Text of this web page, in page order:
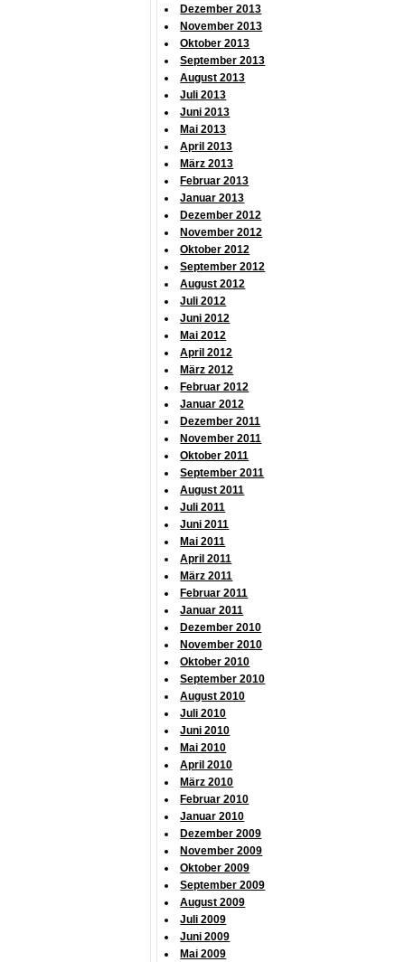
Dezember 2013
November 2013
Oktober 2013
September 2013
August 2013
Juli 2013
Juni 2013
Mai 2013
April 2013
März 2013
Februar 2013
Januar 2013
Dezember 2012
November 2012
Oktober 2012
September 2012
August 2012
Juli 2012
Juni 2012
Mai 2012
April 2012
März 2012
Februar 2012
Januar 2012
Dezember 2011
November 2011
Oktober 2011
September 2011
August 2011
Juli 2011
Juni 2011
Mai 2011
April 2011
März 2011
Februar 2011
Januar 2011
Dezember 2010
November 2010
Oktober 2010
September 2010
August 2010
Juli 2010
Juni 2010
Mai 2010
April 2010
März 2010
Februar 2010
Januar 2010
Dezember 2009
November 2009
Oktober 2009
September 2009
August 2009
Juli 2009
Juni 2009
Mai 2009